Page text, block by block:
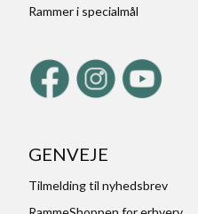
Rammer i specialmål
GENVEJE
Tilmelding til nyhedsbrev